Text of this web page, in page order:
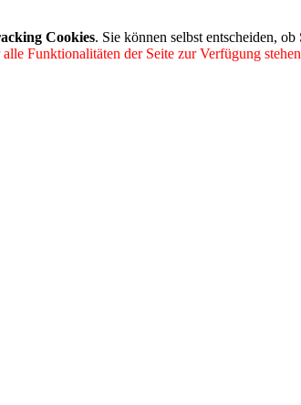
Cookies. Sie können selbst entscheiden,
Funktionalitäten der Seite zur Verfügung